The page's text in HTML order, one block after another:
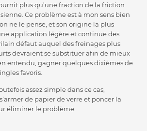
plus qu’une fraction de la friction
Ce problème est à mon sens bien
ne le pense, et son origine la plus
application légère et continue des
défaut auquel des freinages plus
devraient se substituer afin de mieux
entendu, gagner quelques dixièmes de
favoris.
assez simple dans ce cas,
de papier de verre et poncer la
éliminer le problème.